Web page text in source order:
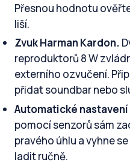
Přesnou hodnotu
liší.
Zvuk Harman Kardon.
reproduktorů 8 W
externího ozvučení.
přidat soundbar nebo
Automatické
pomocí senzorů sám
pravého úhlu a vyhne
ladit ručně.